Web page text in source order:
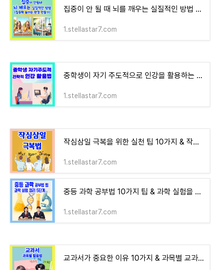
집중이 안 될 때 뇌를 깨우는 실질적인 방법 & 공부할 때 졸음 막기 위한 실질적 방법 & 집중력 높
1.stellastar7.com
중학생이 자기 주도적으로 인강을 활용하는 팁 10가지 & 인강 전략적 활용법과 노트정리법
1.stellastar7.com
작심삼일 극복을 위한 실천 팁 10가지 & 작심삼일 극복 동기부여 명언
1.stellastar7.com
중등 과학 공부법 10가지 팁 & 과학 실험을 쉽게 정리하는 5단계 방법
1.stellastar7.com
교과서가 중요한 이유 10가지 & 과목별 교과서 활용법 & 수행평가에 교과서 활용하는 구체적인 방